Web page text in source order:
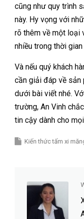
cũng như quy trình
này. Hy vọng với
rõ thêm về một loại
nhiều trong thời
Và nếu quý khách
cần giải đáp về sản
dưới bài viết nhé.
trường, An Vinh
tin cậy dành cho
Kiến thức tấm xi